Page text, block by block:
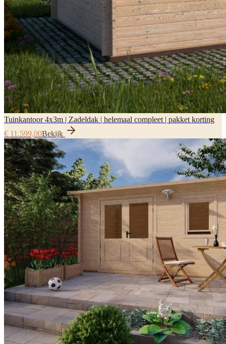
Tuinkantoor 4x3m | Zadeldak | helemaal compleet | pakket korting
€ 11.599,00Bekijk